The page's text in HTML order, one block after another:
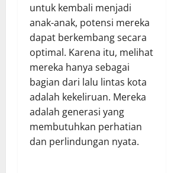
untuk kembali menjadi
anak-anak, potensi mereka
dapat berkembang secara
optimal. Karena itu, melihat
mereka hanya sebagai
bagian dari lalu lintas kota
adalah kekeliruan. Mereka
adalah generasi yang
membutuhkan perhatian
dan perlindungan nyata.